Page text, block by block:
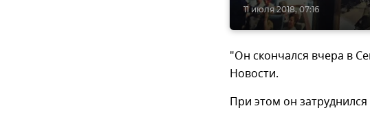
11 июля 2018, 07:16
"Он скончался вчера в
Новости.
При этом он